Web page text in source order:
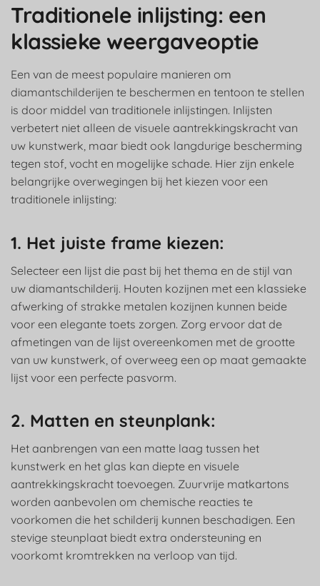
Traditionele inlijsting: een
klassieke weergaveoptie
Een van de meest populaire manieren om
diamantschilderijen te beschermen en tentoon te stellen
is door middel van traditionele inlijstingen. Inlijsten
verbetert niet alleen de visuele aantrekkingskracht van
uw kunstwerk, maar biedt ook langdurige bescherming
tegen stof, vocht en mogelijke schade. Hier zijn enkele
belangrijke overwegingen bij het kiezen voor een
traditionele inlijsting:
1. Het juiste frame kiezen:
Selecteer een lijst die past bij het thema en de stijl van
uw diamantschilderij. Houten kozijnen met een klassieke
afwerking of strakke metalen kozijnen kunnen beide
voor een elegante toets zorgen. Zorg ervoor dat de
afmetingen van de lijst overeenkomen met de grootte
van uw kunstwerk, of overweeg een op maat gemaakte
lijst voor een perfecte pasvorm.
2. Matten en steunplank:
Het aanbrengen van een matte laag tussen het
kunstwerk en het glas kan diepte en visuele
aantrekkingskracht toevoegen. Zuurvrije matkartons
worden aanbevolen om chemische reacties te
voorkomen die het schilderij kunnen beschadigen. Een
stevige steunplaat biedt extra ondersteuning en
voorkomt kromtrekken na verloop van tijd.